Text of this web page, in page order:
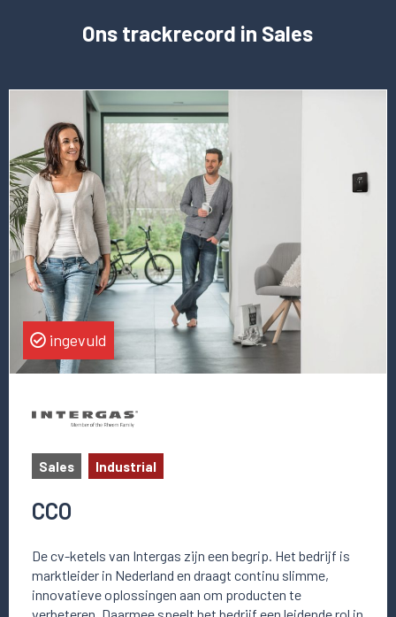
Ons trackrecord in Sales
deze
vacature
CCO
ingevuld
Sales Industrial
CCO
De cv-ketels van Intergas zijn een begrip. Het bedrijf is
marktleider in Nederland en draagt continu slimme,
innovatieve oplossingen aan om producten te